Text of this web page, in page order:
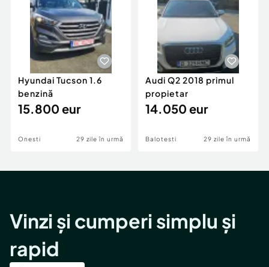
Hyundai Tucson 1.6
benzină
15.800 eur
Onesti 29 zile în urmă
Audi Q2 2018 primul
propietar
14.050 eur
Balotesti 29 zile în urmă
Vinzi și cumperi simplu și
rapid